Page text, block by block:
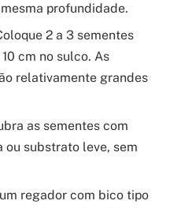
profundidade.
2 a 3 sementes
cm no sulco. As
relativamente grandes
as sementes com
ou substrato leve, sem
regador com bico tipo